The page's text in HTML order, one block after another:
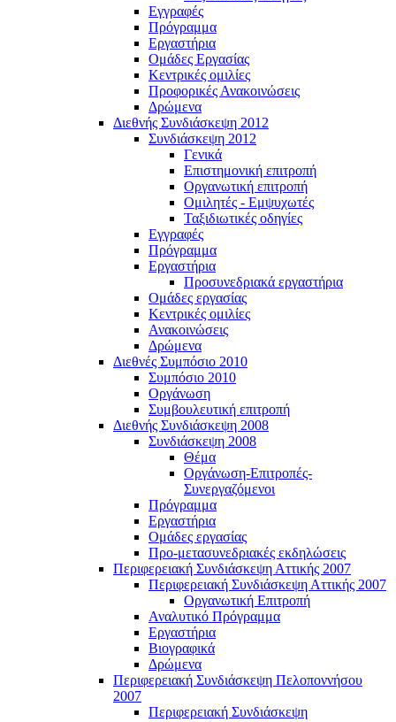
Εγγραφές
Πρόγραμμα
Εργαστήρια
Ομάδες Εργασίας
Κεντρικές ομιλίες
Προφορικές Ανακοινώσεις
Δρώμενα
Διεθνής Συνδιάσκεψη 2012
Συνδιάσκεψη 2012
Γενικά
Επιστημονική επιτροπή
Οργανωτική επιτροπή
Ομιλητές - Εμψυχωτές
Ταξιδιωτικές οδηγίες
Εγγραφές
Πρόγραμμα
Εργαστήρια
Προσυνεδριακά εργαστήρια
Ομάδες εργασίας
Κεντρικές ομιλίες
Ανακοινώσεις
Δρώμενα
Διεθνές Συμπόσιο 2010
Συμπόσιο 2010
Οργάνωση
Συμβουλευτική επιτροπή
Διεθνής Συνδιάσκεψη 2008
Συνδιάσκεψη 2008
Θέμα
Οργάνωση-Επιτροπές-
Συνεργαζόμενοι
Πρόγραμμα
Εργαστήρια
Ομάδες εργασίας
Προ-μετασυνεδριακές εκδηλώσεις
Περιφερειακή Συνδιάσκεψη Αττικής 2007
Περιφερειακή Συνδιάσκεψη Αττικής 2007
Οργανωτική Επιτροπή
Αναλυτικό Πρόγραμμα
Εργαστήρια
Βιογραφικά
Δρώμενα
Περιφερειακή Συνδιάσκεψη Πελοποννήσου
2007
Περιφερειακή Συνδιάσκεψη